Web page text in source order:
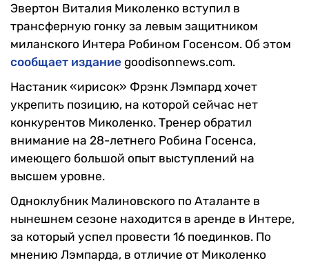
Эвертон Виталия Миколенко вступил в
трансферную гонку за левым защитником
миланского Интера Робином Госенсом. Об этом
сообщает издание goodisonnews.com.
Настаник «ирисок» Фрэнк Лэмпард хочет
укрепить позицию, на которой сейчас нет
конкурентов Миколенко. Тренер обратил
внимание на 28-летнего Робина Госенса,
имеющего большой опыт выступлений на
высшем уровне.
Одноклубник Малиновского по Аталанте в
нынешнем сезоне находится в аренде в Интере,
за который успел провести 16 поединков. По
мнению Лэмпарда, в отличие от Миколенко